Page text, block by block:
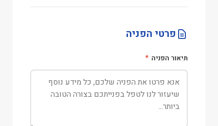
פרטי הפניה
תיאור הפניה *